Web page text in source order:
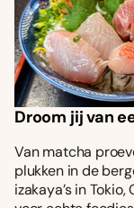
Droom jij van
Van matcha
plukken in de
izakaya’s in